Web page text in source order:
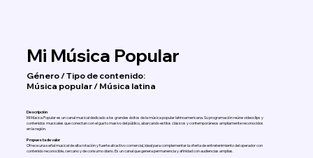
Mi Música Popular
Género / Tipo de contenido:
Música popular / Música latina
Descripción
Mi Música Popular es un canal musical dedicado a los grandes éxitos de la música popular latinoamericana. Su programación reúne videoclips y
contenidos musicales que conectan con el gusto masivo del público, abarcando estilos clásicos y contemporáneos ampliamente reconocidos
en la región.
Propuesta de valor
Ofrece una señal musical de alta rotación y fuerte atractivo comercial, ideal para complementar la oferta de entretenimiento del operador con
contenido reconocible, cercano y de consumo diario. Es un canal que genera permanencia y afinidad con audiencias amplias.